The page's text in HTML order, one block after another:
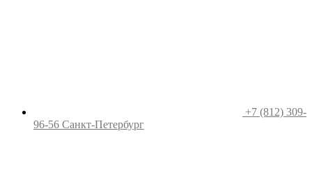
+7 (812) 309-
96-56 Санкт-Петербург